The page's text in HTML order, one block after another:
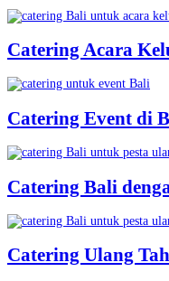
Catering Acara
Catering Event di
Catering Bali
Catering Ulang